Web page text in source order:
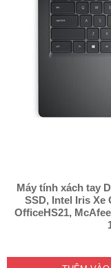
Máy tính xách tay
SSD, Intel Iris Xe
OfficeHS21,